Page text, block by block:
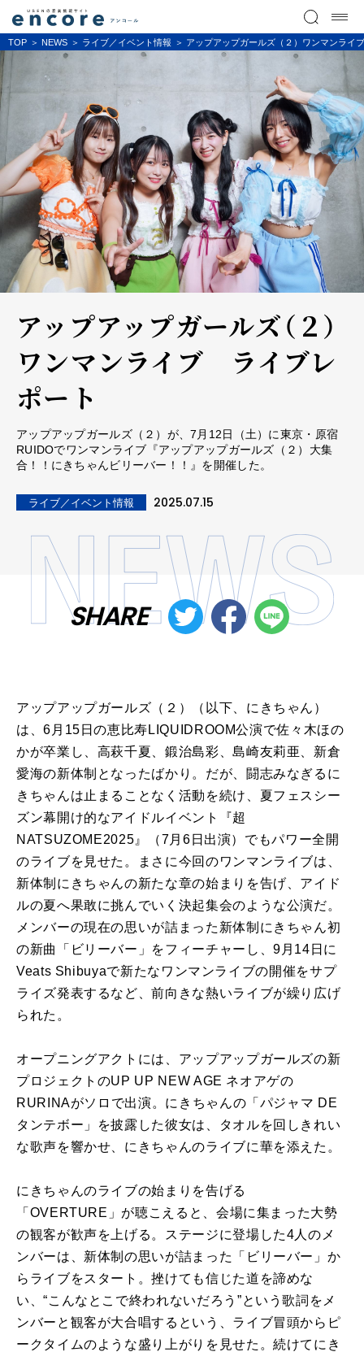
TOP NEWS ライブ／イベント情報 アップアップガールズ（２）ワンマンライ
アップアップガールズ（２）
ワンマンライブ ライブレ
ポート
アップアップガールズ（２）が、7月12日（土）に東京・原宿
RUIDOでワンマンライブ『アップアップガールズ（２）大集
合！！にきちゃんビリーバー！！』を開催した。
ライブ／イベント情報 2025.07.15
SHARE
アップアップガールズ（２）（以下、にきちゃん）
は、6月15日の恵比寿LIQUIDROOM公演で佐々木ほの
かが卒業し、高萩千夏、鍛治島彩、島崎友莉亜、新倉
愛海の新体制となったばかり。だが、闘志みなぎるに
きちゃんは止まることなく活動を続け、夏フェスシー
ズン幕開け的なアイドルイベント『超
NATSUZOME2025』（7月6日出演）でもパワー全開
のライブを見せた。まさに今回のワンマンライブは、
新体制にきちゃんの新たな章の始まりを告げ、アイド
ルの夏へ果敢に挑んでいく決起集会のような公演だ。
メンバーの現在の思いが詰まった新体制にきちゃん初
の新曲「ビリーバー」をフィーチャーし、9月14日に
Veats Shibuyaで新たなワンマンライブの開催をサプ
ライズ発表するなど、前向きな熱いライブが繰り広げ
られた。
オープニングアクトには、アップアップガールズの新
プロジェクトのUP UP NEW AGE ネオアゲの
RURINAがソロで出演。にきちゃんの「パジャマ DE
タンテボー」を披露した彼女は、タオルを回しきれい
な歌声を響かせ、にきちゃんのライブに華を添えた。
にきちゃんのライブの始まりを告げる
「OVERTURE」が聴こえると、会場に集まった大勢
の観客が歓声を上げる。ステージに登場した4人のメ
ンバーは、新体制の思いが詰まった「ビリーバー」か
らライブをスタート。挫けても信じた道を諦めな
い、“こんなとこで終われないだろう”という歌詞をメ
ンバーと観客が大合唱するという、ライブ冒頭からピ
ークタイムのような盛り上がりを見せた。続けてにき